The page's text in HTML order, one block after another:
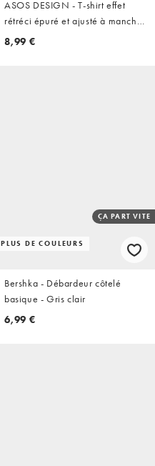
ASOS DESIGN - T-shirt effet
rétréci épuré et ajusté à manches
courtes - Babeurre
8,99 €
PLUS DE COULEURS
ÇA PART VITE
Bershka - Débardeur côtelé
basique - Gris clair
6,99 €